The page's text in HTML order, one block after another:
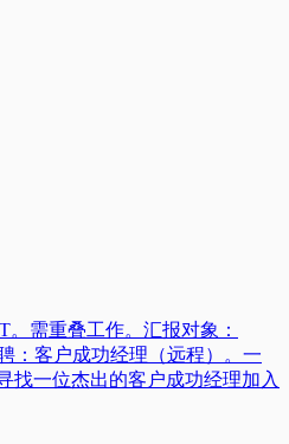
。需重叠工作。汇报对象：
：客户成功经理（远程）。一
找一位杰出的客户成功经理加入